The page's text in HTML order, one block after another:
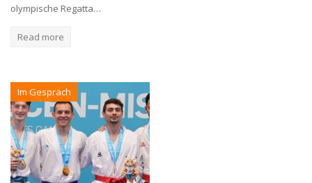
olympische Regatta…
Read more
Im Gespräch